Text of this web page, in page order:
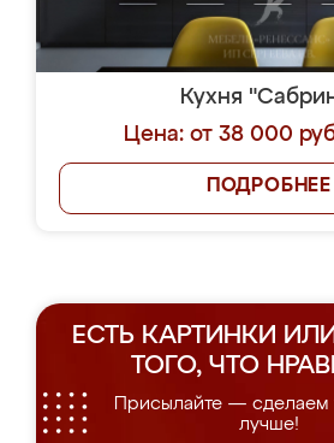
Кухня
Цена: от 38 000
ПОДРОБНЕЕ
ЕСТЬ КАРТИНКИ
ТОГО, ЧТО
Присылайте — сделаем
лучше!